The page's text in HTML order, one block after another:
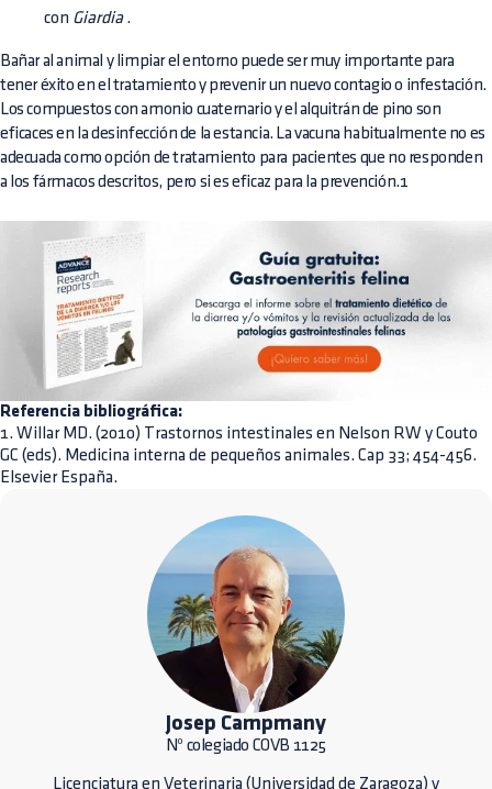
con Giardia.
Bañar al animal y limpiar el entorno puede ser muy importante para
tener éxito en el tratamiento y prevenir un nuevo contagio o infestación.
Los compuestos con amonio cuaternario y el alquitrán de pino son
eficaces en la desinfección de la estancia. La vacuna habitualmente no es
adecuada como opción de tratamiento para pacientes que no responden
a los fármacos descritos, pero si es eficaz para la prevención.1
Referencia bibliográfica:
1. Willar MD. (2010) Trastornos intestinales en Nelson RW y Couto
GC (eds). Medicina interna de pequeños animales. Cap 33; 454-456.
Elsevier España.
Josep Campmany
Nº colegiado COVB 1125
Licenciatura en Veterinaria (Universidad de Zaragoza) y